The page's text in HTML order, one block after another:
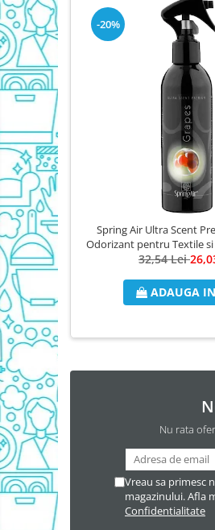
Vase Si Accesorii
Diverse pentru bucatarie
Igiena si Dezinfectie
Cif Spray Baie
Detartrant WC
Dezinfectant Baie
Dezinfectant Bucatarie
Dezinfectant Sano
Domestos Verde
Domestos WC
Gel Antibacterian
Igienol Dezinfectant
Produse Curatenie Baie
Produse Sano Baie
Sanytol Dezinfectant
Hartie Igienica
Prosoape De Hartie Si Servetele
Prosoape de Hartie
Odorizant Camera Profesional
Odorizant Camera Electric
Odorizant Camera Air Wick
Odorizant Camera cu Betisoare
Odorizant Camera Electric
Profesional
-20%
Spring Air Ultra Scent
Odorizant pentru Textile
32,54 Lei
ADAUGA
Nu rata
Vreau sa primesc
magazinului. Afla
Confidentialitate